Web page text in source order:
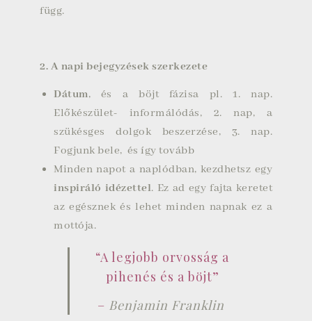
függ.
2. A napi bejegyzések szerkezete
Dátum, és a böjt fázisa pl. 1. nap.
Előkészület- informálódás, 2. nap, a
szükésges dolgok beszerzése, 3. nap.
Fogjunk bele, és így tovább
Minden napot a naplódban, kezdhetsz egy
inspiráló idézettel. Ez ad egy fajta keretet
az egésznek és lehet minden napnak ez a
mottója.
“A legjobb orvosság a
pihenés és a böjt”
– Benjamin Franklin